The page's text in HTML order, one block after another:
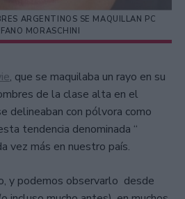
ARGENTINOS SE MAQUILLAN PC
MORASCHINI
, que se maquilaba un rayo en su
de la clase alta en el
delineaban con pólvora como
tendencia denominada “
vez más en nuestro país.
y podemos observarlo desde